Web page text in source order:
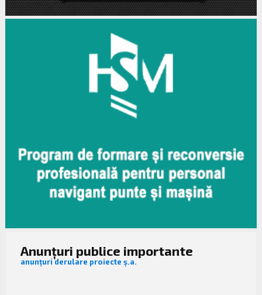
Anunțuri publice importante
anunțuri derulare proiecte ș.a.